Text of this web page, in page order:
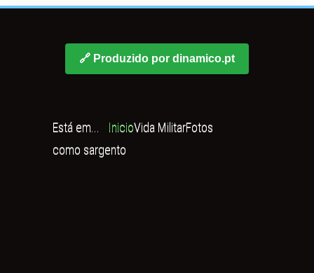
🔗 Produzido por dinamico.pt
Está em... InicioVida MilitarFotos
como sargento